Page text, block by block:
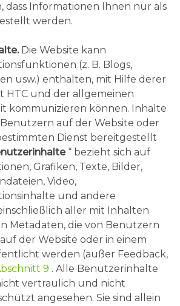
dass Informationen Ihnen nur als
werden.
Die Website kann
(z. B. Blogs,
usw.) enthalten, mit Hilfe derer
HTC und der allgemeinen
kommunizieren können. Inhalte
auf der Website oder
Dienst bereitgestellt
“ bezieht sich auf
Grafiken, Texte, Bilder,
Video,
und andere
aller mit Inhalten
Metadaten, die von Benutzern
der Website oder in einem
werden (außer Feedback,
9 . Alle Benutzerinhalte
vertraulich und nicht
angesehen. Sie sind allein